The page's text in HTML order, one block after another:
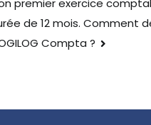
premier exercice
de 12 mois. Comment
Compta ?